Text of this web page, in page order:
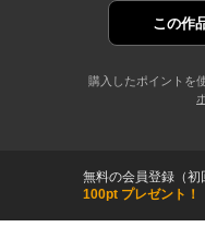
この作
購入したポイントを
無料の会員登録（初
100pt プレゼント！